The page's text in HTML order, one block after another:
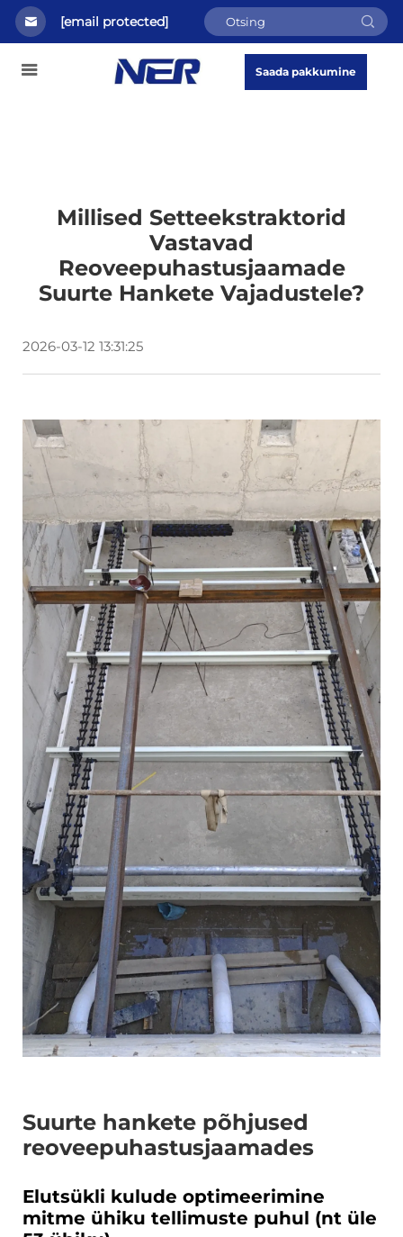
[email protected]
Saada pakkumine
Millised Setteekstraktorid
Vastavad
Reoveepuhastusjaamade
Suurte Hankete Vajadustele?
2026-03-12 13:31:25
Suurte hankete põhjused
reoveepuhastusjaamades
Elutsükli kulude optimeerimine
mitme ühiku tellimuste puhul (nt üle